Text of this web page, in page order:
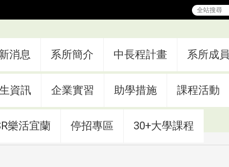
消息 系所簡介 中長程計畫 系所成員
資訊 企業實習 助學措施 課程活動
樂活宜蘭 停招專區 30+大學課程